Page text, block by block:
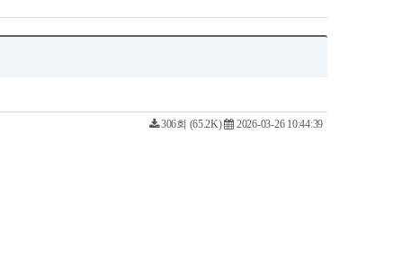
306회 (65.2K) 2026-03-26 10:44:39